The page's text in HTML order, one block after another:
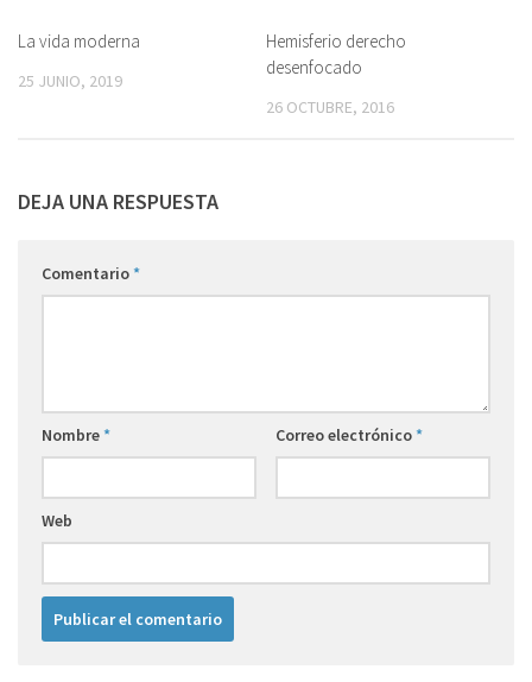
La vida moderna
25 JUNIO, 2019
Hemisferio derecho
desenfocado
26 OCTUBRE, 2016
DEJA UNA RESPUESTA
Comentario*
Nombre* Correo electrónico*
Web